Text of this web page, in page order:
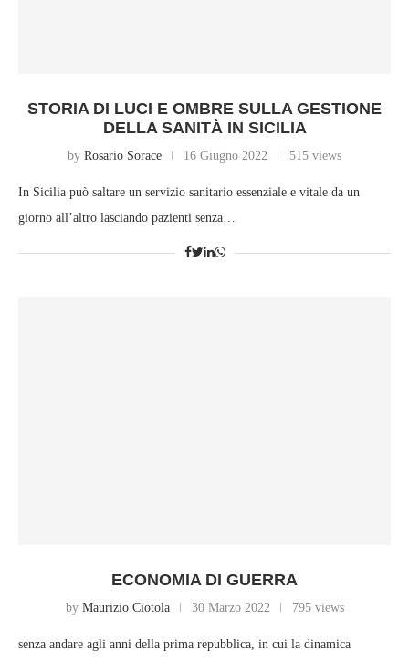
STORIA DI LUCI E OMBRE SULLA GESTIONE
DELLA SANITÀ IN SICILIA
by Rosario Sorace 16 Giugno 2022 515 views
In Sicilia può saltare un servizio sanitario essenziale e vitale da un
giorno all’altro lasciando pazienti senza…
ECONOMIA DI GUERRA
by Maurizio Ciotola 30 Marzo 2022 795 views
senza andare agli anni della prima repubblica, in cui la dinamica